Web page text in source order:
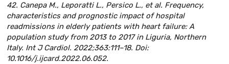
42. Canepa M., Leporatti L., Persico L., et al. Frequency,
characteristics and prognostic impact of hospital
readmissions in elderly patients with heart failure: A
population study from 2013 to 2017 in Liguria, Northern
Italy. Int J Cardiol. 2022;363:111–18. Doi:
10.1016/j.ijcard.2022.06.052.